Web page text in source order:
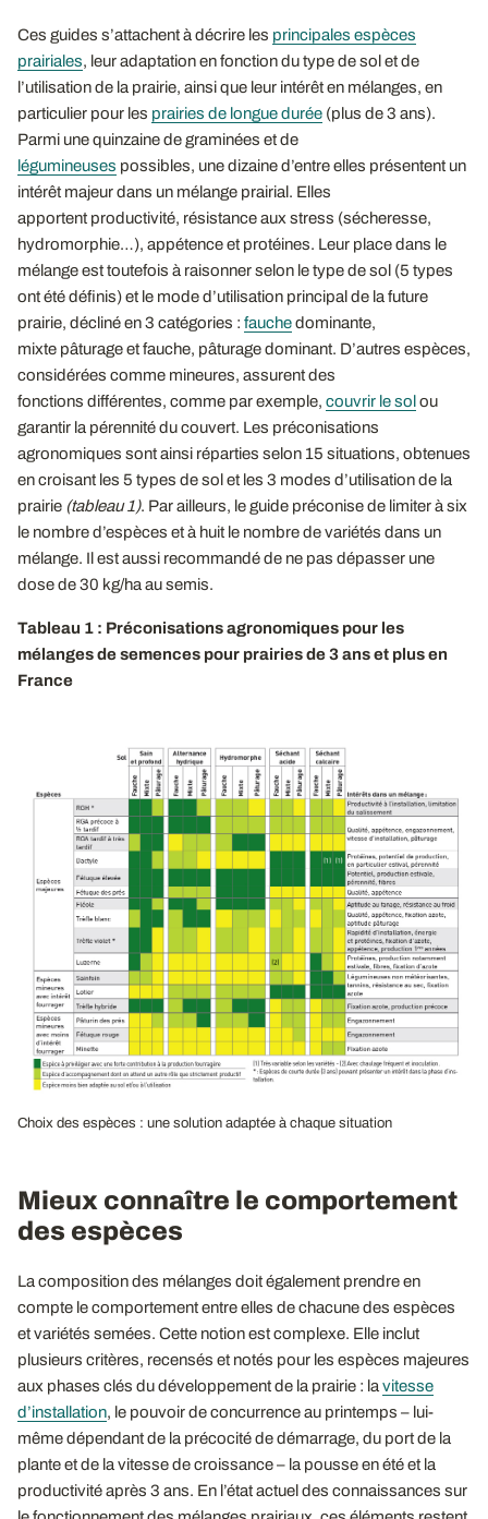
Ces guides s’attachent à décrire les principales espèces
prairiales, leur adaptation en fonction du type de sol et de
l’utilisation de la prairie, ainsi que leur intérêt en mélanges, en
particulier pour les prairies de longue durée (plus de 3 ans).
Parmi une quinzaine de graminées et de
légumineuses possibles, une dizaine d’entre elles présentent un
intérêt majeur dans un mélange prairial. Elles
apportent productivité, résistance aux stress (sécheresse,
hydromorphie…), appétence et protéines. Leur place dans le
mélange est toutefois à raisonner selon le type de sol (5 types
ont été définis) et le mode d’utilisation principal de la future
prairie, décliné en 3 catégories : fauchedominante,
mixte pâturage et fauche, pâturage dominant. D’autres espèces,
considérées comme mineures, assurent des
fonctions différentes, comme par exemple, couvrir le sol ou
garantir la pérennité du couvert. Les préconisations
agronomiques sont ainsi réparties selon 15 situations, obtenues
en croisant les 5 types de sol et les 3 modes d’utilisation de la
prairie (tableau 1). Par ailleurs, le guide préconise de limiter à six
le nombre d’espèces et à huit le nombre de variétés dans un
mélange. Il est aussi recommandé de ne pas dépasser une
dose de 30 kg/ha au semis.
Tableau 1 : Préconisations agronomiques pour les
mélanges de semences pour prairies de 3 ans et plus en
France
Choix des espèces : une solution adaptée à chaque situation
Mieux connaître le comportement
des espèces
La composition des mélanges doit également prendre en
compte le comportement entre elles de chacune des espèces
et variétés semées. Cette notion est complexe. Elle inclut
plusieurs critères, recensés et notés pour les espèces majeures
aux phases clés du développement de la prairie : la vitesse
d’installation, le pouvoir de concurrence au printemps – lui-
même dépendant de la précocité de démarrage, du port de la
plante et de la vitesse de croissance – la pousse en été et la
productivité après 3 ans. En l’état actuel des connaissances sur